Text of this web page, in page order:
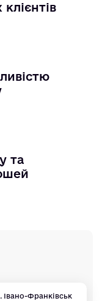
та
Івано-Франківськ